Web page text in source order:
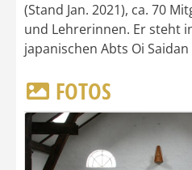
(Stand Jan. 2021), ca. 70
und Lehrerinnen. Er steht
japanischen Abts Oi Saidan
FOTOS